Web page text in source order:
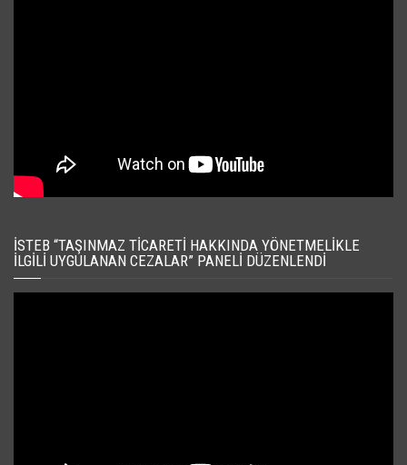
İSTEB “TAŞINMAZ TICARETI HAKKINDA YÖNETMELIKLE
İLGILI UYGULANAN CEZALAR” PANELI DÜZENLENDI